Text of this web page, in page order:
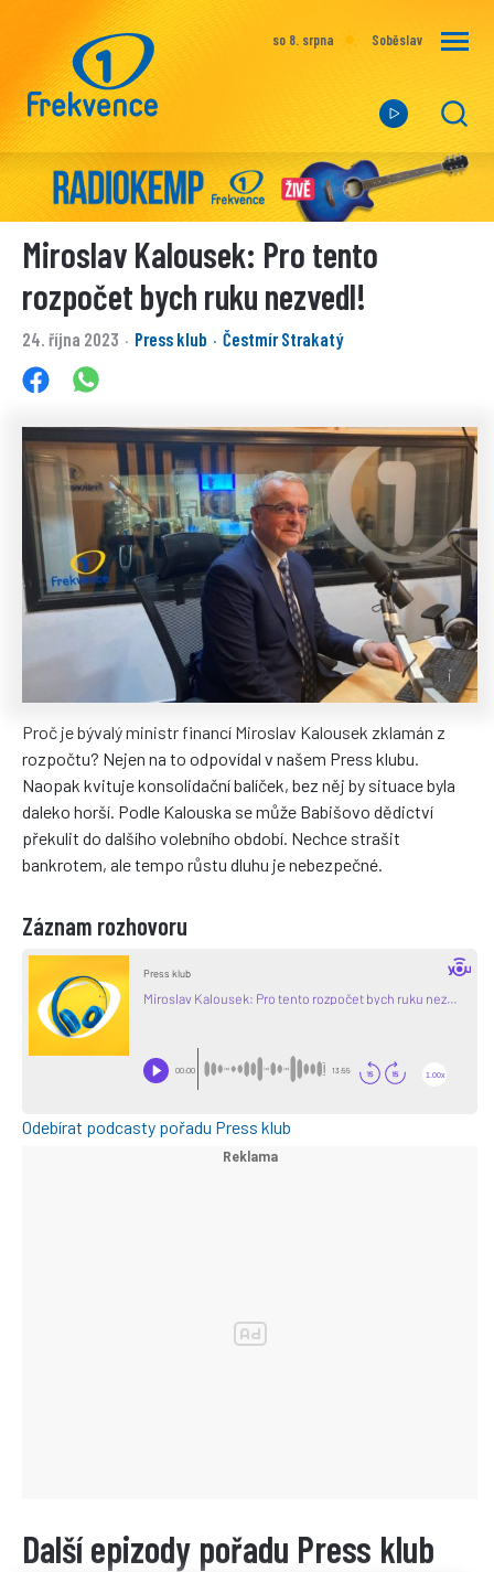
so 8. srpna Soběslav
Miroslav Kalousek: Pro tento
rozpočet bych ruku nezvedl!
24. října 2023 · Press klub · Čestmír Strakatý
Proč je bývalý ministr financí Miroslav Kalousek zklamán z
rozpočtu? Nejen na to odpovídal v našem Press klubu.
Naopak kvituje konsolidační balíček, bez něj by situace byla
daleko horší. Podle Kalouska se může Babišovo dědictví
překulit do dalšího volebního období. Nechce strašit
bankrotem, ale tempo růstu dluhu je nebezpečné.
Záznam rozhovoru
Odebírat podcasty pořadu Press klub
Další epizody pořadu Press klub